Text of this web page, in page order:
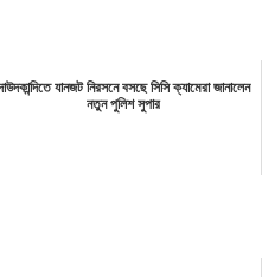
যানজট নিরসনে বসছে সিসি ক্যামেরা জানালেন
নতুন পুলিশ সুপার